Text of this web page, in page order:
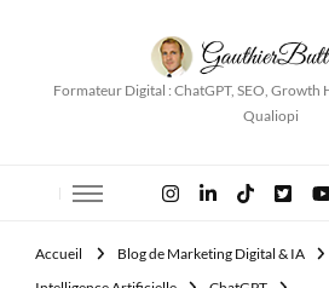
Formateur Digital : ChatGPT, SEO, Growth
Qualiopi
Accueil
Blog de Marketing Digital & IA